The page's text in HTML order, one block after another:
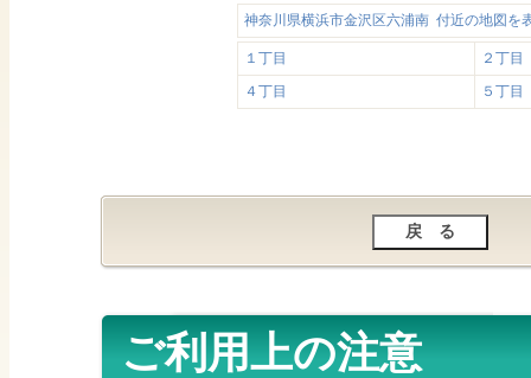
神奈川県横浜市金沢区六浦南 付近の地図を
１丁目
２丁目
４丁目
５丁目
ご利用上の注意